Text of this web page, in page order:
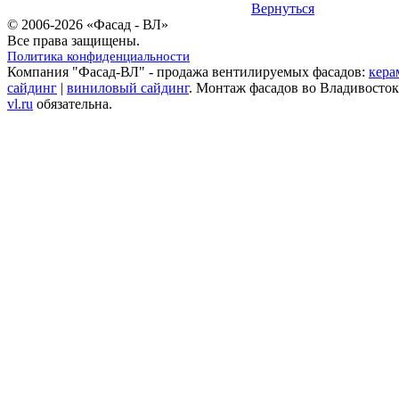
Вернуться
© 2006-2026 «Фасад - ВЛ»
Все права защищены.
Политика конфиденциальности
Компания "Фасад-ВЛ" - продажа вентилируемых фасадов:
сайдинг | виниловый сайдинг. Монтаж фасадов во
vl.ru обязательна.